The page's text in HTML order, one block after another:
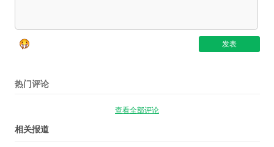
热门评论
查看全部评论
相关报道